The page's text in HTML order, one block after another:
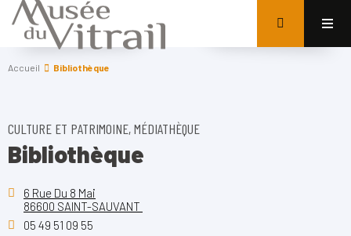
Accueil Bibliothèque
CULTURE ET PATRIMOINE, MÉDIATHÈQUE
Bibliothèque
6 Rue Du 8 Mai
86600 SAINT-SAUVANT
05 49 51 09 55